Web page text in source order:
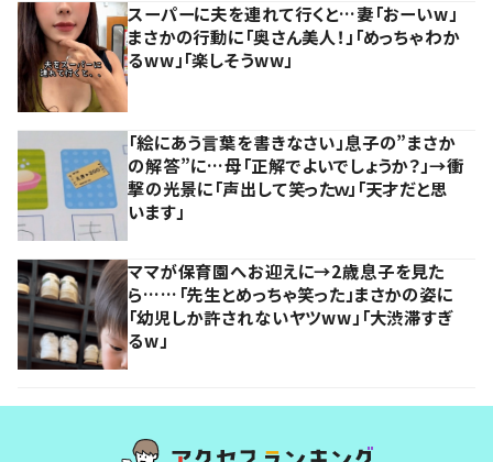
スーパーに夫を連れて行くと…妻「おーいw」
まさかの行動に「奥さん美人！」「めっちゃわか
るww」「楽しそうww」
「絵にあう言葉を書きなさい」息子の”まさか
の解答”に…母「正解でよいでしょうか？」→衝
撃の光景に「声出して笑ったｗ」「天才だと思
います」
ママが保育園へお迎えに→2歳息子を見た
ら……「先生とめっちゃ笑った」まさかの姿に
「幼児しか許されないヤツww」「大渋滞すぎ
るw」